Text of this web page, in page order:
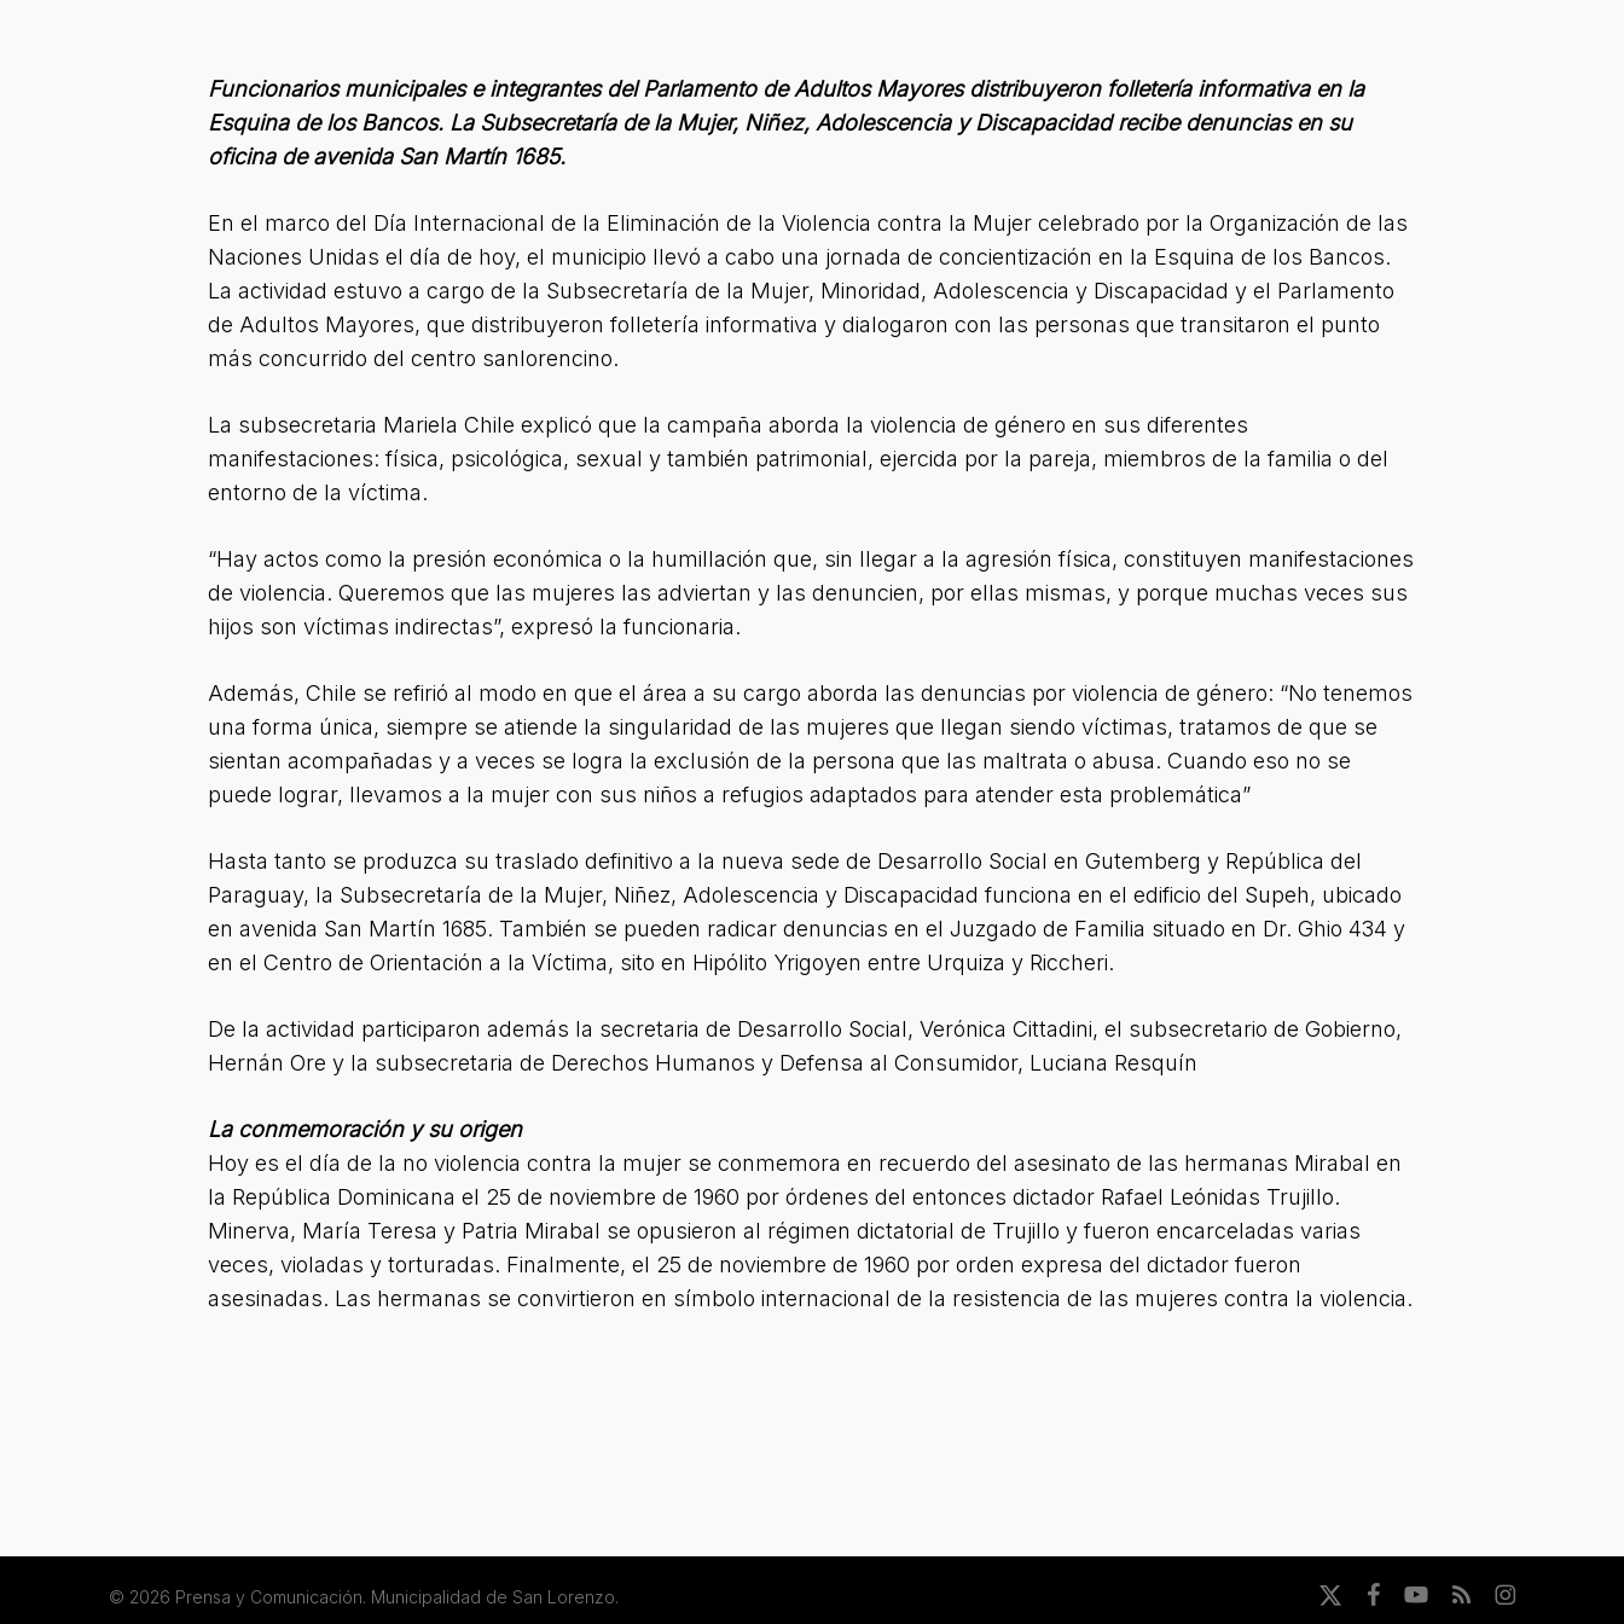
Funcionarios municipales e integrantes del Parlamento de Adultos Mayores distribuyeron folletería informativa en la
Esquina de los Bancos. La Subsecretaría de la Mujer, Niñez, Adolescencia y Discapacidad recibe denuncias en su
oficina de avenida San Martín 1685.
En el marco del Día Internacional de la Eliminación de la Violencia contra la Mujer celebrado por la Organización de las
Naciones Unidas el día de hoy, el municipio llevó a cabo una jornada de concientización en la Esquina de los Bancos.
La actividad estuvo a cargo de la Subsecretaría de la Mujer, Minoridad, Adolescencia y Discapacidad y el Parlamento
de Adultos Mayores, que distribuyeron folletería informativa y dialogaron con las personas que transitaron el punto
más concurrido del centro sanlorencino.
La subsecretaria Mariela Chile explicó que la campaña aborda la violencia de género en sus diferentes
manifestaciones: física, psicológica, sexual y también patrimonial, ejercida por la pareja, miembros de la familia o del
entorno de la víctima.
“Hay actos como la presión económica o la humillación que, sin llegar a la agresión física, constituyen manifestaciones
de violencia. Queremos que las mujeres las adviertan y las denuncien, por ellas mismas, y porque muchas veces sus
hijos son víctimas indirectas”, expresó la funcionaria.
Además, Chile se refirió al modo en que el área a su cargo aborda las denuncias por violencia de género: “No tenemos
una forma única, siempre se atiende la singularidad de las mujeres que llegan siendo víctimas, tratamos de que se
sientan acompañadas y a veces se logra la exclusión de la persona que las maltrata o abusa. Cuando eso no se
puede lograr, llevamos a la mujer con sus niños a refugios adaptados para atender esta problemática”
Hasta tanto se produzca su traslado definitivo a la nueva sede de Desarrollo Social en Gutemberg y República del
Paraguay, la Subsecretaría de la Mujer, Niñez, Adolescencia y Discapacidad funciona en el edificio del Supeh, ubicado
en avenida San Martín 1685. También se pueden radicar denuncias en el Juzgado de Familia situado en Dr. Ghio 434 y
en el Centro de Orientación a la Víctima, sito en Hipólito Yrigoyen entre Urquiza y Riccheri.
De la actividad participaron además la secretaria de Desarrollo Social, Verónica Cittadini, el subsecretario de Gobierno,
Hernán Ore y la subsecretaria de Derechos Humanos y Defensa al Consumidor, Luciana Resquín
La conmemoración y su origen
Hoy es el día de la no violencia contra la mujer se conmemora en recuerdo del asesinato de las hermanas Mirabal en
la República Dominicana el 25 de noviembre de 1960 por órdenes del entonces dictador Rafael Leónidas Trujillo.
Minerva, María Teresa y Patria Mirabal se opusieron al régimen dictatorial de Trujillo y fueron encarceladas varias
veces, violadas y torturadas. Finalmente, el 25 de noviembre de 1960 por orden expresa del dictador fueron
asesinadas. Las hermanas se convirtieron en símbolo internacional de la resistencia de las mujeres contra la violencia.
© 2026 Prensa y Comunicación. Municipalidad de San Lorenzo.
x-
facebookyoutube
RSS instagram